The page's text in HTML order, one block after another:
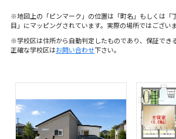
※地図上の「ピンマーク」の位置は「町名」もしくは「
目」にマッピングされています。実際の場所ではございま
※学校区は住所から自動判定したものであり、保証でき
正確な学校区はお問い合わせ下さい。